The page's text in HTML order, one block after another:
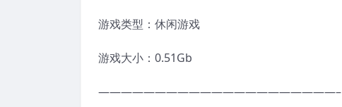
游戏类型：休闲游戏
游戏大小：0.51Gb
—————————————————————–